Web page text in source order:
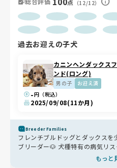
点 （12/12）
過去お迎えの子犬
カニンヘンダックスフ
ンド(ロング)
男の子 お迎え済
-円（税込）
2025/09/08(11か月)
Breeder Families
フレンチブルドッグとダックス
ブリーダー🐶 犬種特有の病気リ
理のない繁殖を大切にしています
でき、里帰りもできる心強い存在
もっと